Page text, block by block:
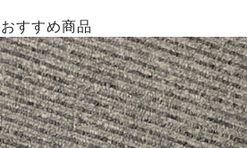
おすすめ商品